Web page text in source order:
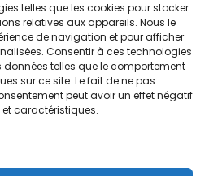
telles que les cookies pour stocker
relatives aux appareils. Nous le
de navigation et pour afficher
Consentir à ces technologies
telles que le comportement
sur ce site. Le fait de ne pas
peut avoir un effet négatif
caractéristiques.